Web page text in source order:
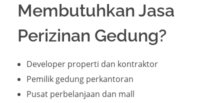
Membutuhkan Jasa
Perizinan Gedung?
Developer properti dan kontraktor
Pemilik gedung perkantoran
Pusat perbelanjaan dan mall